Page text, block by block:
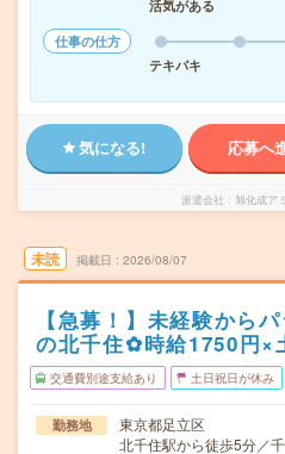
活気がある
仕事の仕方
テキパキ
気になる! 応募へ
派遣会社 旭化成ア
未読 掲載日 2026/08/07
【急募！】未経験から
の北千住✿時給1750円×
交通費別途支給あり 土日祝日が休み
勤務地
東京都足立区
北千住駅から徒歩5分／